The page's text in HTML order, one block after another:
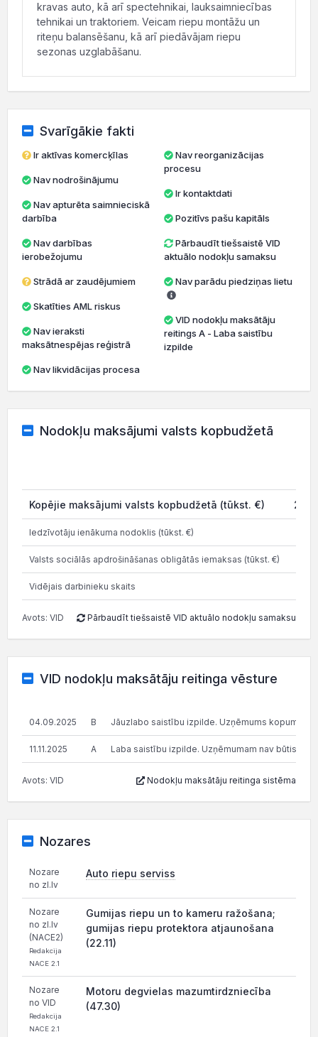
kravas auto, kā arī spectehnikai, lauksaimniecības
tehnikai un traktoriem. Veicam riepu montāžu un
riteņu balansēšanu, kā arī piedāvājam riepu
sezonas uzglabāšanu.
Svarīgākie fakti
Ir aktīvas komercķīlas
Nav nodrošinājumu
darbība
ierobežojumu
Strādā ar zaudējumiem
Skatīties AML riskus
maksātnespējas reģistrā
Nav likvidācijas procesa
Nav reorganizācijas
procesu
Ir kontaktdati
Pozitīvs pašu kapitāls
Pārbaudīt tiešsaistē VID
aktuālo nodokļu samaksu
Nav parādu piedziņas lietu
VID nodokļu maksātāju
reitings A - Laba saistību
izpilde
Nodokļu maksājumi valsts kopbudžetā
Kopējie maksājumi valsts kopbudžetā (tūkst. €)
Iedzīvotāju ienākuma nodoklis (tūkst. €)
Valsts sociālās apdrošināšanas obligātās iemaksas (tūkst. €)
Vidējais darbinieku skaits
Avots: VID Pārbaudīt tiešsaistē VID aktuālo nodokļu samaksu
VID nodokļu maksātāju reitinga vēsture
04.09.2025 B Jāuzlabo saistību izpilde. Uzņēmums kopumā
11.11.2025 A Laba saistību izpilde. Uzņēmumam nav būtisku
Avots: VID Nodokļu maksātāju reitinga sistēma
Nozares
Nozare
no zl.lv
Auto riepu serviss
Nozare
no zl.lv
(NACE2)
Redakcija
NACE 2.1
Gumijas riepu un to kameru ražošana;
gumijas riepu protektora atjaunošana
(22.11)
Nozare
no VID
Redakcija
NACE 2.1
Motoru degvielas mazumtirdzniecība
(47.30)